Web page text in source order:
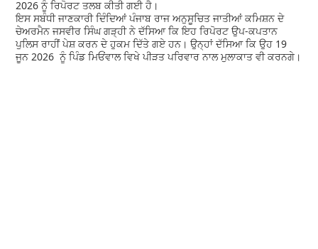
2026 ਨੂੰ ਰਿਪੋਰਟ ਤਲਬ ਕੀਤੀ ਗਈ ਹੈ।
ਇਸ ਸਬੰਧੀ ਜਾਣਕਾਰੀ ਦਿੰਦਿਆਂ ਪੰਜਾਬ ਰਾਜ ਅਨੁਸੂਚਿਤ ਜਾਤੀਆਂ ਕਮਿਸ਼ਨ ਦੇ
ਚੇਅਰਮੈਨ ਜਸਵੀਰ ਸਿੰਘ ਗੜ੍ਹੀ ਨੇ ਦੱਸਿਆ ਕਿ ਇਹ ਰਿਪੋਰਟ ਉਪ-ਕਪਤਾਨ
ਪੁਲਿਸ ਰਾਹੀਂ ਪੇਸ਼ ਕਰਨ ਦੇ ਹੁਕਮ ਦਿੱਤੇ ਗਏ ਹਨ। ਉਨ੍ਹਾਂ ਦੱਸਿਆ ਕਿ ਉਹ 19
ਜੂਨ 2026 ਨੂੰ ਪਿੰਡ ਮਿਓਂਵਾਲ ਵਿਖੇ ਪੀੜਤ ਪਰਿਵਾਰ ਨਾਲ ਮੁਲਾਕਾਤ ਵੀ ਕਰਨਗੇ।